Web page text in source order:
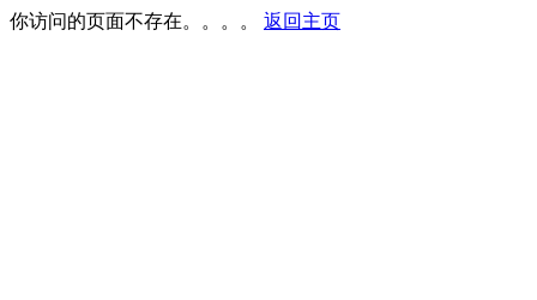
你访问的页面不存在。。。。 返回主页